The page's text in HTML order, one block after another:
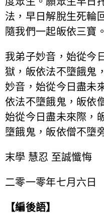
法，早日解脫生死輪
隨我們一起皈依三寶。
我弟子妙音，始從今
獄，皈依法不墮餓鬼
妙音，始從今日盡未
依法不墮餓鬼，皈依
始從今日盡未來際，
墮餓鬼，皈依僧不墮
末學 慧忍 至誠懺悔
二零一零年七月六日
【編後語】